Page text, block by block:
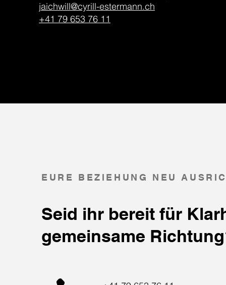
jaichwill@cyrill-estermann.ch
+41 79 653 76 11
EURE BEZIEHUNG NEU
Seid ihr bereit für
gemeinsame